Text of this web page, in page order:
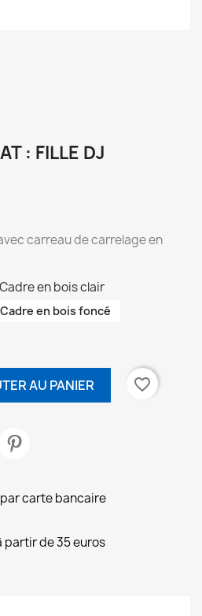
: FILLE DJ
carreau de carrelage en
en bois clair
Cadre en bois foncé
AU PANIER favorite_border
carte bancaire
partir de 35 euros